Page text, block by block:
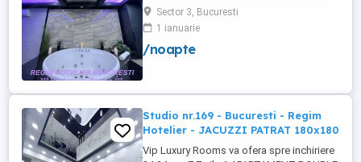
Luxoase cu un desing unic si deosebit in
Sector 3 Bucuresti . Garsoniera se alfa in
Complex Rezidential Nou . Acces Bariera
Monitorizare Video in Complex ( de la
Sector 3, Bucuresti
1 ianuarie
/noapte
Studio nr.169 - Bucuresti - Regim
Hotelier - JACUZZI PATRAT 180x180
Vip Luxury Rooms va ofera spre inchiriere